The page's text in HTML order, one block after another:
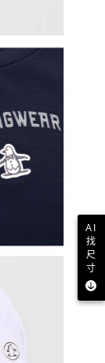
AI
找
尺
寸